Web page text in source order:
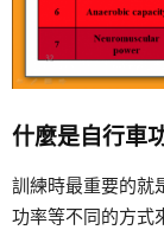
什麼是自行車
訓練時最重要的就
功率等不同的方式